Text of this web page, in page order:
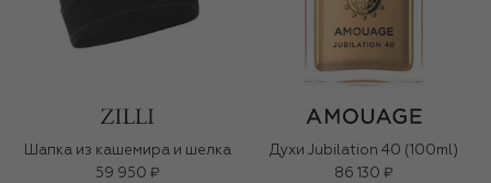
Шапка из кашемира и шелка
59 950 ₽
Духи Jubilation 40 (100ml)
86 130 ₽